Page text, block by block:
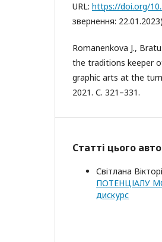
URL: https://doi.org/
звернення:
Romanenkova J.,
the traditions keeper
graphic arts at the
2021. С. 321–331.
Статті цього
Світлана
ПОТЕНЦІАЛУ
дискурс